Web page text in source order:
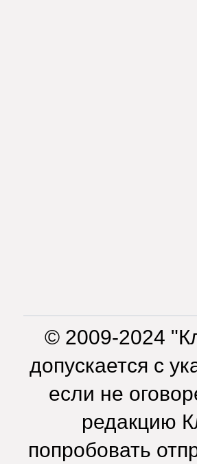
© 2009-2024
допускается с
если не
редакцию
попробовать